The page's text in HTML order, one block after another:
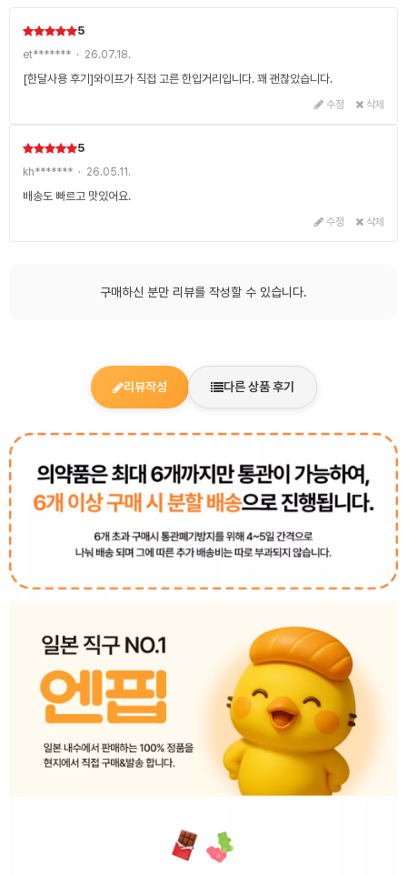
5
et******* · 26.07.18.
[한달사용 후기]와이프가 직접 고른 한입거리입니다. 꽤 괜찮았습니다.
수정 삭제
5
kh******* · 26.05.11.
배송도 빠르고 맛있어요.
수정 삭제
구매하신 분만 리뷰를 작성할 수 있습니다.
리뷰작성 다른 상품 후기